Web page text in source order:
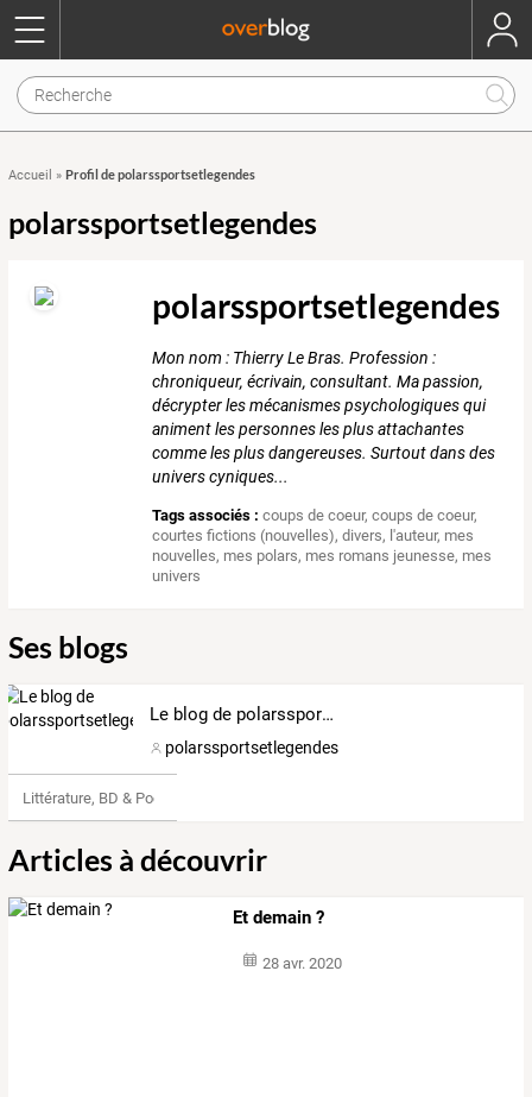
Accueil » Profil de polarssportsetlegendes
polarssportsetlegendes
polarssportsetlegendes
Mon nom : Thierry Le Bras. Profession :
chroniqueur, écrivain, consultant. Ma passion,
décrypter les mécanismes psychologiques qui
animent les personnes les plus attachantes
comme les plus dangereuses. Surtout dans des
univers cyniques...
Tags associés : coups de coeur,coups de coeur,
courtes fictions (nouvelles),divers, l'auteur, mes
nouvelles, mes polars, mes romans jeunesse, mes
univers
Ses blogs
Le blog de polarssportsetlegendes
polarssportsetlegendes
Littérature, BD & Poésie
Articles à découvrir
Et demain ?
28 avr. 2020